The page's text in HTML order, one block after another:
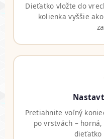
Dieťatko vložte do
kolienka vyššie
Pretiahnite voľný
po vrstvách –
dieťatko